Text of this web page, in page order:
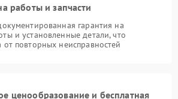
работы и запчасти
гарантия на
и установленные детали, что
повторных неисправностей
ценообразование и бесплатная